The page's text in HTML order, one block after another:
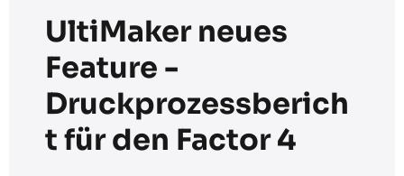
UltiMaker neues
Feature -
Druckprozessberich
t für den Factor 4